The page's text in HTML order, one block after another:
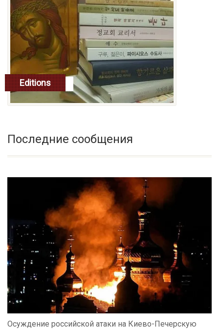
Editions
читать далее
Последние сообщения
Осуждение российской атаки на Киево-Печерскую